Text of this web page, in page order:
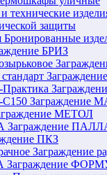
технические
защиты
Бронированные
БРИЗ
Заграждение
МЕТОЛ
Заграждение
ПКЗ
Заграждение
Заграждение